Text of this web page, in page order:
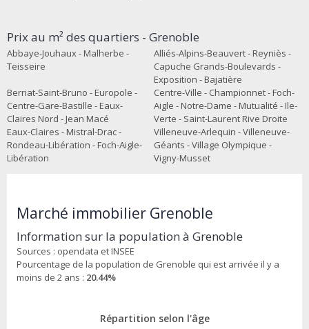
Prix au m² des quartiers - Grenoble
Abbaye-Jouhaux - Malherbe -
Teisseire
Alliés-Alpins-Beauvert - Reyniès -
Capuche Grands-Boulevards -
Exposition - Bajatière
Berriat-Saint-Bruno - Europole -
Centre-Gare-Bastille - Eaux-
Claires Nord - Jean Macé
Centre-Ville - Championnet - Foch-
Aigle - Notre-Dame - Mutualité - Ile-
Verte - Saint-Laurent Rive Droite
Eaux-Claires - Mistral-Drac -
Rondeau-Libération - Foch-Aigle-
Libération
Villeneuve-Arlequin - Villeneuve-
Géants - Village Olympique -
Vigny-Musset
Marché immobilier Grenoble
Information sur la population à Grenoble
Sources : opendata et INSEE
Pourcentage de la population de Grenoble qui est arrivée il y a
moins de 2 ans : 20.44%
Répartition selon l'âge